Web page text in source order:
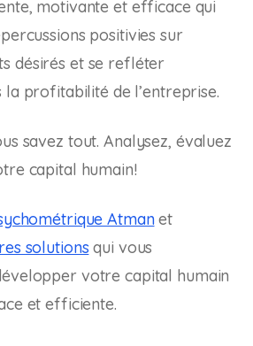
motivante et efficace qui
positivies sur
désirés et se refléter
la profitabilité de l’entreprise.
savez tout. Analysez, évaluez
capital humain!
Atmanet
solutions qui vous
votre capital humain
et efficiente.